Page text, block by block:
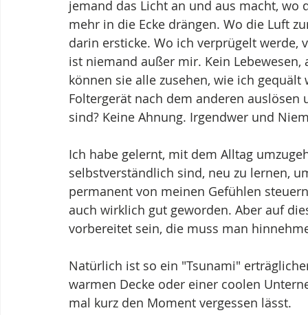
jemand das Licht an und aus macht,
mehr in die Ecke drängen. Wo die Luft
darin ersticke. Wo ich verprügelt
ist niemand außer mir. Kein
können sie alle zusehen, wie ich
Foltergerät nach dem anderen
sind? Keine Ahnung. Irgendwer und
Ich habe gelernt, mit dem Alltag
selbstverständlich sind, neu zu lernen,
permanent von meinen Gefühlen
auch wirklich gut geworden. Aber auf
vorbereitet sein, die muss man
Natürlich ist so ein "Tsunami"
warmen Decke oder einer coolen
mal kurz den Moment vergessen lässt.